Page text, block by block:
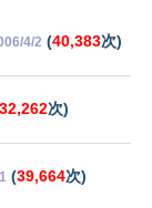
4/2 (40,383次)
32,262次)
(39,664次)